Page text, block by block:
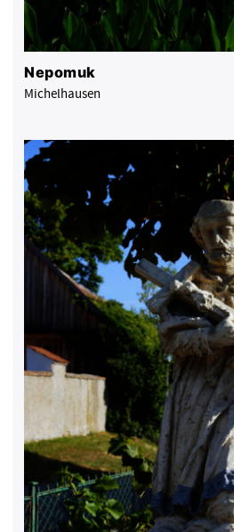
Nepomuk
Michelhausen